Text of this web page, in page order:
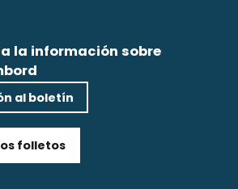
la información sobre
al boletín
folletos